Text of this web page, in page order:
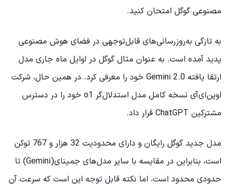
مصنوعی گوگل امتحان کنید.
به تازگی به‌روزرسانی‌های قابل‌توجهی در فضای هوش مصنوعی
پدید آمده است. به عنوان مثال گوگل در اوایل ماه جاری مدل
ارتقا یافته Gemini 2.0 خود را معرفی کرد. در همین حال، شرکت
اوپن‌ای‌آی نسخه کامل مدل استدلال‌گر o1 خود را در دسترس
مشترکین ChatGPT قرار داد.
مدل جدید گوگل رایگان و دارای محدودیت 32 هزار و 767 توکن
است، بنابراین در مقایسه با سایر مدل‌های جمینای(Gemini) تا
حدودی محدود است، اما نکته قابل توجه این است که سرعت آن